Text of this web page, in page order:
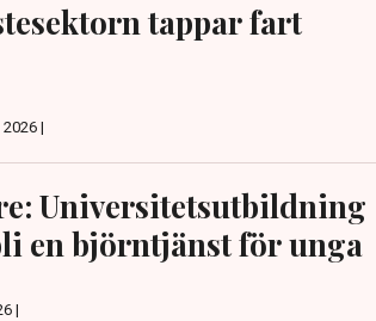
tappar fart
2026 |
Universitetsutbildning
en björntjänst för unga
|